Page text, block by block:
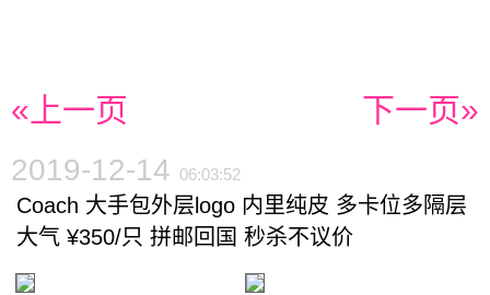
«上一页 下一页»
2019-12-14 06:03:52
Coach 大手包外层logo 内里纯皮 多卡位多隔层
大气 ¥350/只 拼邮回国 秒杀不议价